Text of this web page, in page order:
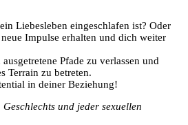
Liebesleben eingeschlafen ist? Oder
Impulse erhalten und dich weiter
Pfade zu verlassen und
Terrain zu betreten.
in deiner Beziehung!
und jeder sexuellen